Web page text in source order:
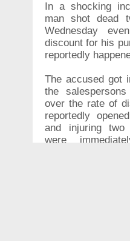
In a shocking
man shot dead
Wednesday
discount for his
reportedly
The accused got
the
over the rate of
reportedly
and injuring two
were